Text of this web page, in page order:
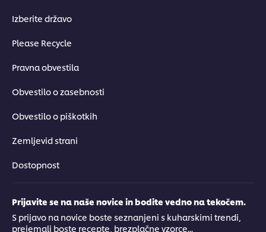
Izberite državo
Please Recycle
Pravna obvestila
Obvestilo o zasebnosti
Obvestilo o piškotkih
Zemljevid strani
Dostopnost
Prijavite se na naše novice in bodite vedno na tekočem.
S prijavo na novice boste seznanjeni s kuharskimi trendi,
prejemali boste recepte, brezplačne vzorce...